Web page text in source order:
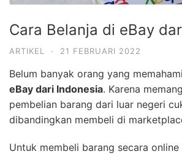
Cara Belanja di eBay
ARTIKEL · 21 FEBRUARI 2022
Belum banyak orang yang memahami
eBay dari Indonesia. Karena
pembelian barang dari luar negeri
dibandingkan membeli di
Untuk membeli barang secara online